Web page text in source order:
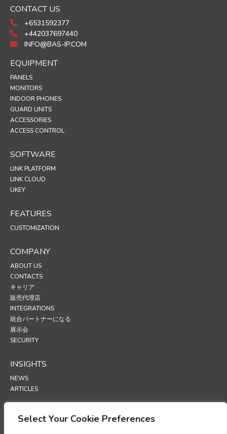
Select Your Cookie Preferences
CONTACT US
+6531592377
+442037697440
INFO@BAS-IP.COM
EQUIPMENT
PANELS
MONITORS
INDOOR PHONES
GUARD UNITS
ACCESSORIES
ACCESS CONTROL
SOFTWARE
LINK PLATFORM
LINK CLOUD
UKEY
FEATURES
CUSTOMIZATION
COMPANY
ABOUT US
CONTACTS
キャリア
販売代理店
INTEGRATIONS
統合パートナーになる
展示会
SECURITY
INSIGHTS
NEWS
ARTICLES
SUPPORT